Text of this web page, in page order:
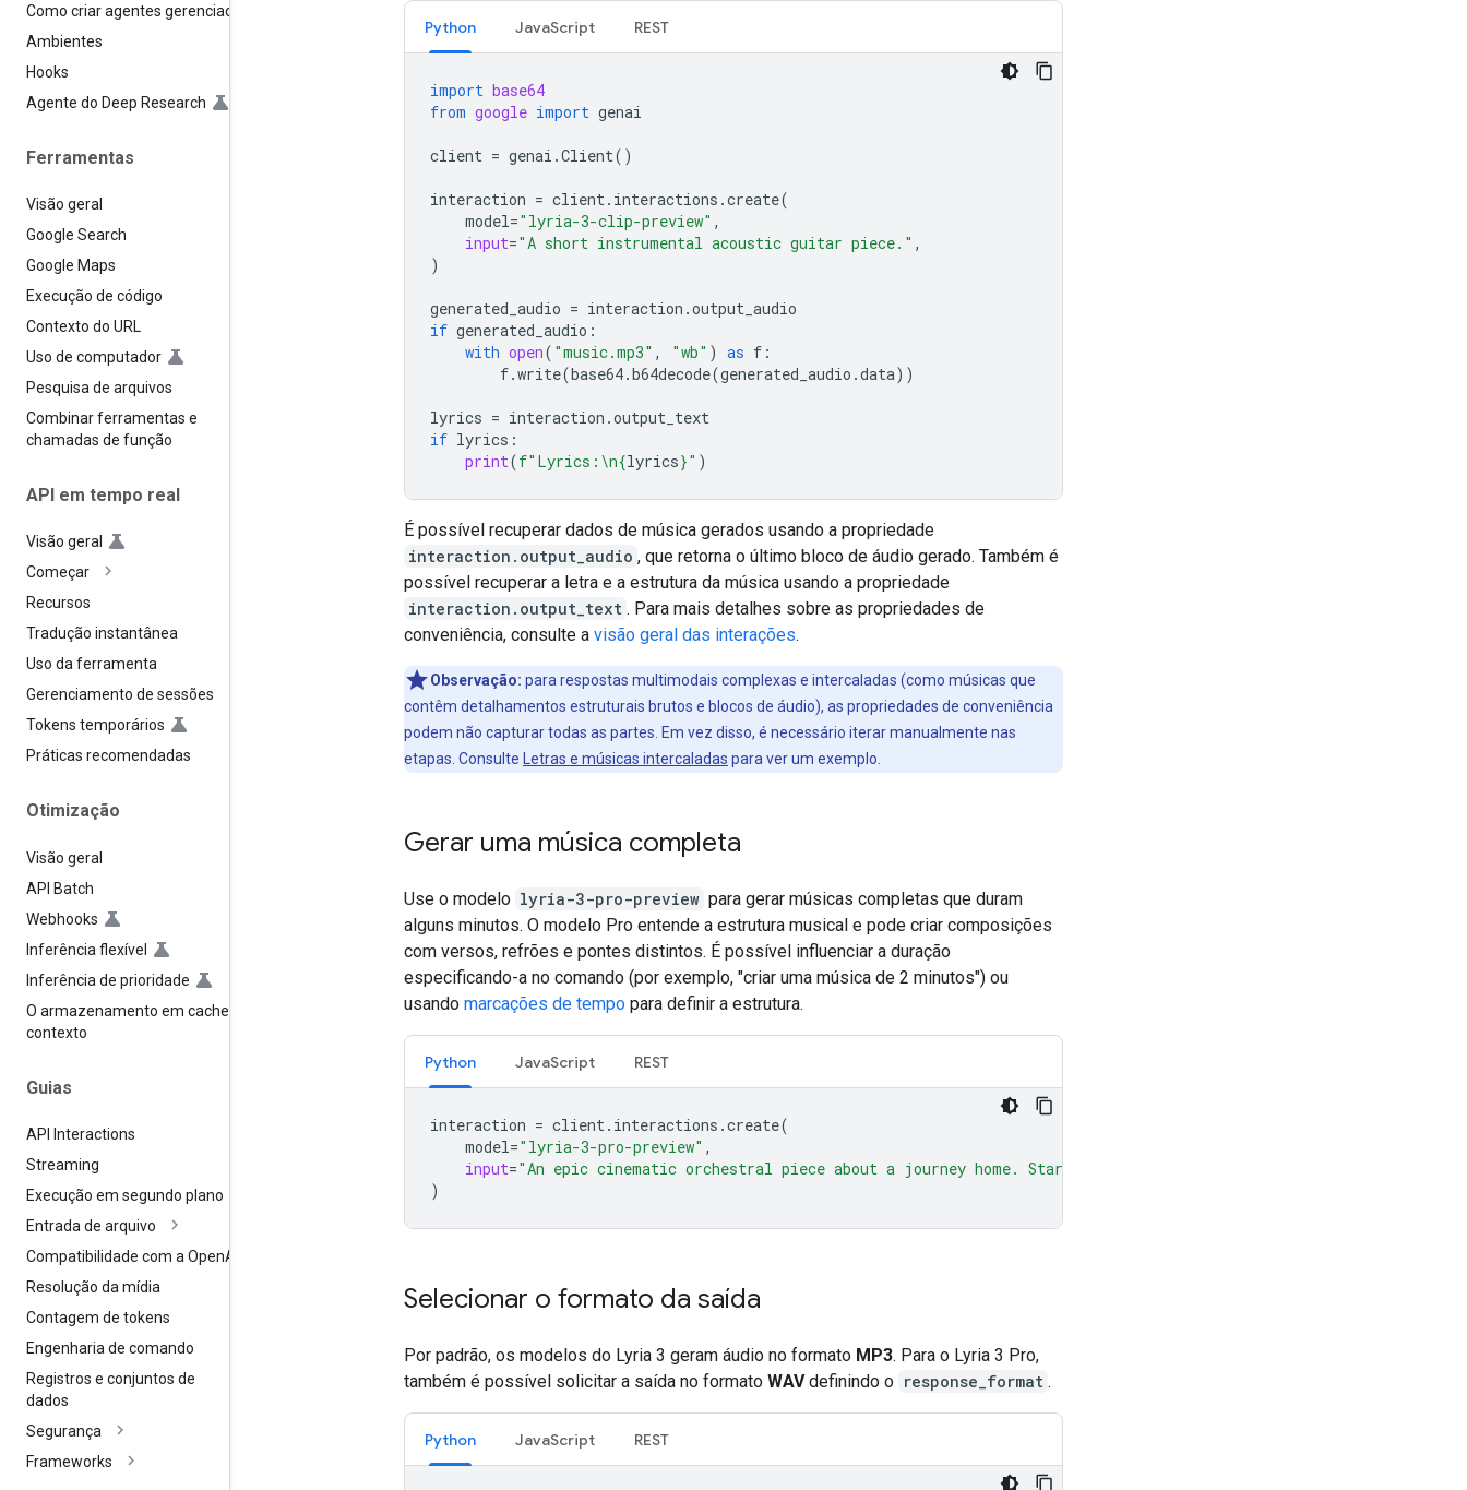
Como criar agentes gerenciados
Ambientes
Hooks
Agente do Deep Research
Ferramentas
Visão geral
Google Search
Google Maps
Execução de código
Contexto do URL
Uso de computador
Pesquisa de arquivos
Combinar ferramentas e
chamadas de função
API em tempo real
Visão geral
Começar
Recursos
Tradução instantânea
Uso da ferramenta
Gerenciamento de sessões
Tokens temporários
Práticas recomendadas
Otimização
Visão geral
API Batch
Webhooks
Inferência flexível
Inferência de prioridade
O armazenamento em cache de
contexto
Guias
API Interactions
Streaming
Execução em segundo plano
Entrada de arquivo
Compatibilidade com a OpenAI
Resolução da mídia
Contagem de tokens
Engenharia de comando
Registros e conjuntos de
dados
Segurança
Frameworks
Python JavaScript REST
import base64
from google import genai
client = genai .Client()
interaction = client. interactions .create(
model="lyria-3-clip-preview" ,
input="A short instrumental acoustic guitar piece." ,
)
generated_audio = interaction .output_audio
if generated_audio :
with open( "music.mp3" , "wb" ) as f :
f.write(base64.b64decode(generated_audio .data))
lyrics = interaction .output_text
if lyrics :
print(f"Lyrics: \n{lyrics}" )
É possível recuperar dados de música gerados usando a propriedade
interaction.output_audio , que retorna o último bloco de áudio gerado. Também é
possível recuperar a letra e a estrutura da música usando a propriedade
interaction.output_text . Para mais detalhes sobre as propriedades de
conveniência, consulte a visão geral das interações.
Observação: para respostas multimodais complexas e intercaladas (como músicas que
contêm detalhamentos estruturais brutos e blocos de áudio), as propriedades de conveniência
podem não capturar todas as partes. Em vez disso, é necessário iterar manualmente nas
etapas. Consulte
Letras e músicas intercaladas para ver um exemplo.
Gerar uma música completa
Use o modelo lyria-3-pro-preview para gerar músicas completas que duram
alguns minutos. O modelo Pro entende a estrutura musical e pode criar composições
com versos, refrões e pontes distintos. É possível influenciar a duração
especificando-a no comando (por exemplo, "criar uma música de 2 minutos") ou
usando marcações de tempo para definir a estrutura.
Python JavaScript REST
interaction = client. interactions .create(
model="lyria-3-pro-preview" ,
input="An epic cinematic orchestral piece about a journey home. Starts with a solo piano intro, builds through
)
Selecionar o formato da saída
Por padrão, os modelos do Lyria 3 geram áudio no formato MP3. Para o Lyria 3 Pro,
também é possível solicitar a saída no formato WAVdefinindo o response_format .
Python JavaScript REST